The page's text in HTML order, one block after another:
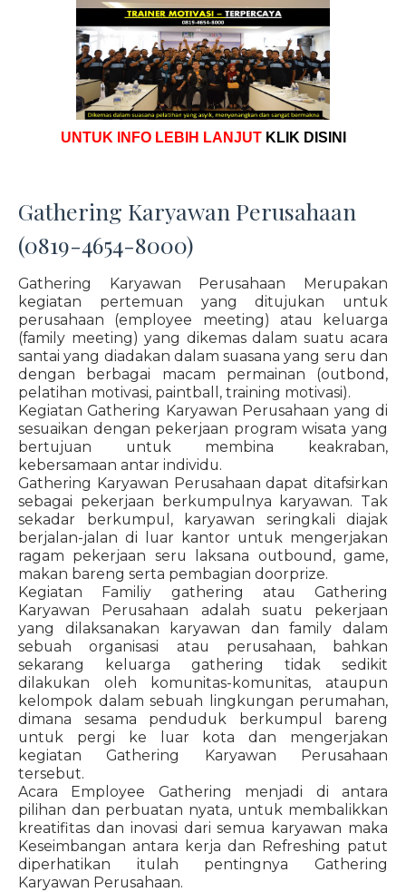
UNTUK INFO LEBIH LANJUT KLIK DISINI
Gathering Karyawan Perusahaan
(0819-4654-8000)
Gathering Karyawan Perusahaan Merupakan
kegiatan pertemuan yang ditujukan untuk
perusahaan (employee meeting) atau keluarga
(family meeting) yang dikemas dalam suatu acara
santai yang diadakan dalam suasana yang seru dan
dengan berbagai macam permainan (outbond,
pelatihan motivasi, paintball, training motivasi).
Kegiatan Gathering Karyawan Perusahaan yang di
sesuaikan dengan pekerjaan program wisata yang
bertujuan untuk membina keakraban,
kebersamaan antar individu.
Gathering Karyawan Perusahaan dapat ditafsirkan
sebagai pekerjaan berkumpulnya karyawan. Tak
sekadar berkumpul, karyawan seringkali diajak
berjalan-jalan di luar kantor untuk mengerjakan
ragam pekerjaan seru laksana outbound, game,
makan bareng serta pembagian doorprize.
Kegiatan Familiy gathering atau Gathering
Karyawan Perusahaan adalah suatu pekerjaan
yang dilaksanakan karyawan dan family dalam
sebuah organisasi atau perusahaan, bahkan
sekarang keluarga gathering tidak sedikit
dilakukan oleh komunitas-komunitas, ataupun
kelompok dalam sebuah lingkungan perumahan,
dimana sesama penduduk berkumpul bareng
untuk pergi ke luar kota dan mengerjakan
kegiatan Gathering Karyawan Perusahaan
tersebut.
Acara Employee Gathering menjadi di antara
pilihan dan perbuatan nyata, untuk membalikkan
kreatifitas dan inovasi dari semua karyawan maka
Keseimbangan antara kerja dan Refreshing patut
diperhatikan itulah pentingnya Gathering
Karyawan Perusahaan.